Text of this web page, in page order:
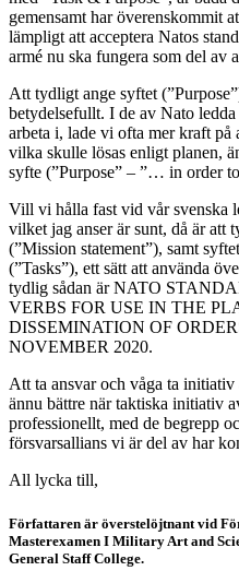
gemensamt har överenskommit
lämpligt att acceptera Natos
armé nu ska fungera som del av
Att tydligt ange syftet
betydelsefullt. I de av Nato
arbeta i, lade vi ofta mer kraft på
vilka skulle lösas enligt planen,
syfte (”Purpose” – ”… in order
Vill vi hålla fast vid vår svenska
vilket jag anser är sunt, då är att
(”Mission statement”), samt
(”Tasks”), ett sätt att använda
tydlig sådan är NATO
VERBS FOR USE IN THE
DISSEMINATION OF
NOVEMBER 2020.
Att ta ansvar och våga ta
ännu bättre när taktiska initiativ
professionellt, med de begrepp
försvarsallians vi är del av har
All lycka till,
Författaren är överstelöjtnant vid
Masterexamen I Military Art and
General Staff College.